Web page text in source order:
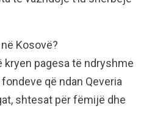
Kosovë?
kryen pagesa të ndryshme
që ndan Qeveria
shtesat për fëmijë dhe